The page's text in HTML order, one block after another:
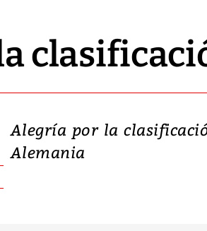
Alegría por la
AlemaniaVideo, Japón: